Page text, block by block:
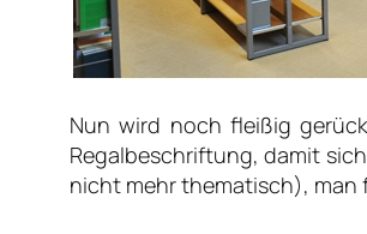
Nun wird noch fleißig
Regalbeschriftung, damit
nicht mehr thematisch), man